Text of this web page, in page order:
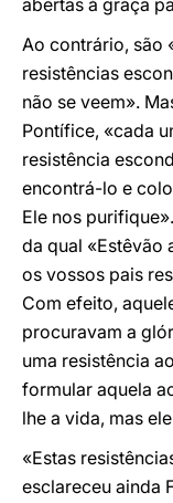
abertas à graça
Ao contrário,
resistências
não se veem».
Pontífice, «cada
resistência
encontrá-lo e
Ele nos
da qual «Estêvão
os vossos pais
Com efeito,
procuravam a
uma resistência
formular aquela
lhe a vida, mas
«Estas
esclareceu ainda